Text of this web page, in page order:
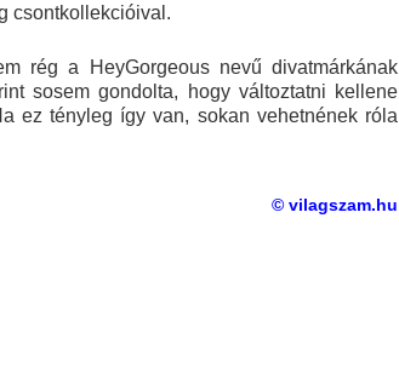
csontkollekcióival.
rég a HeyGorgeous nevű divatmárkának
sosem gondolta, hogy változtatni kellene
ez tényleg így van, sokan vehetnének róla
© vilagszam.hu